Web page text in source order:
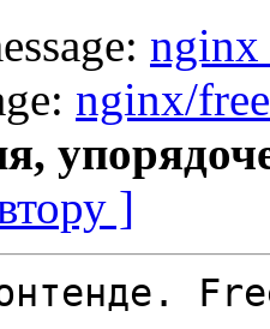
nginx
nginx/
]